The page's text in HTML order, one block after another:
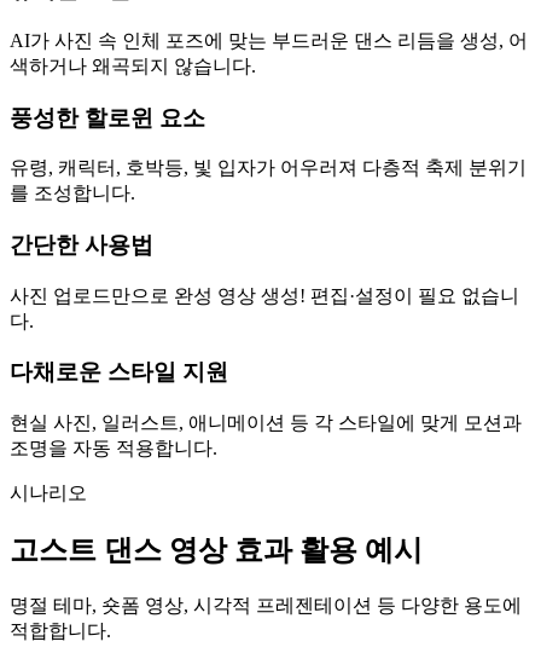
AI가 사진 속 인체 포즈에 맞는 부드러운 댄스 리듬을 생성, 어
색하거나 왜곡되지 않습니다.
풍성한 할로윈 요소
유령, 캐릭터, 호박등, 빛 입자가 어우러져 다층적 축제 분위기
를 조성합니다.
간단한 사용법
사진 업로드만으로 완성 영상 생성! 편집·설정이 필요 없습니
다.
다채로운 스타일 지원
현실 사진, 일러스트, 애니메이션 등 각 스타일에 맞게 모션과
조명을 자동 적용합니다.
시나리오
고스트 댄스 영상 효과 활용 예시
명절 테마, 숏폼 영상, 시각적 프레젠테이션 등 다양한 용도에
적합합니다.